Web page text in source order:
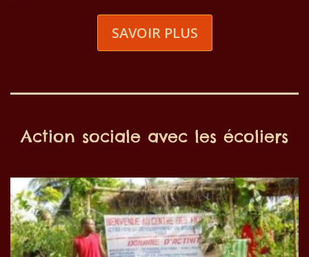
SAVOIR PLUS
Action sociale avec les écoliers